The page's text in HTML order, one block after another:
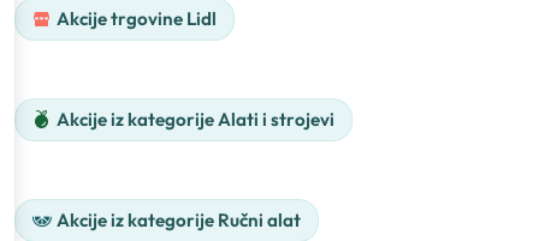
Akcije trgovine Lidl
Akcije iz kategorije Alati i strojevi
Akcije iz kategorije Ručni alat